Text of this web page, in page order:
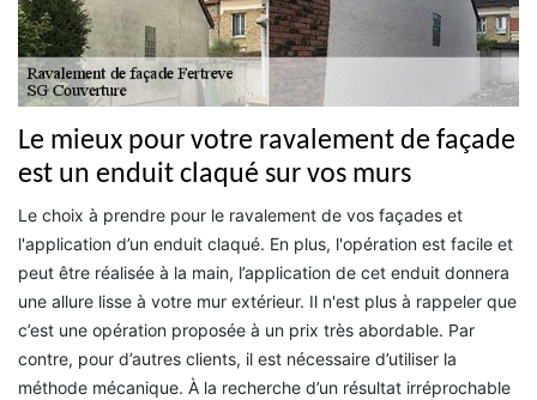
Le mieux pour votre ravalement de façade
est un enduit claqué sur vos murs
Le choix à prendre pour le ravalement de vos façades et
l'application d’un enduit claqué. En plus, l'opération est facile et
peut être réalisée à la main, l’application de cet enduit donnera
une allure lisse à votre mur extérieur. Il n'est plus à rappeler que
c’est une opération proposée à un prix très abordable. Par
contre, pour d’autres clients, il est nécessaire d’utiliser la
méthode mécanique. À la recherche d’un résultat irréprochable